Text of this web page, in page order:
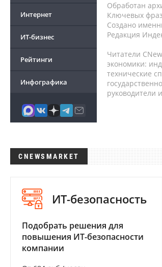
Интернет
ИТ-бизнес
Рейтинги
Инфографика
Обработан
Ключевых
Создано
Редакция
Читатели
экономики:
технические
руководители
CNEWSMARKET
ИТ-безопасность
Подобрать решения для
повышения ИТ-безопасности
компании